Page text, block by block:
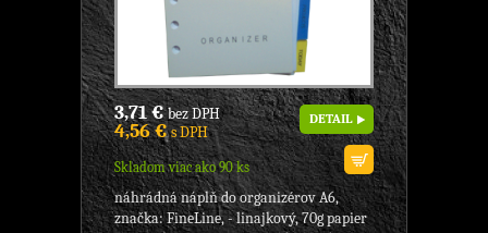
3,71 €bez DPH
4,56 €s DPH
Skladom viac ako 90 ks
DETAIL
náhrádná náplň do organizérov A6,
značka: FineLine, - linajkový, 70g papier